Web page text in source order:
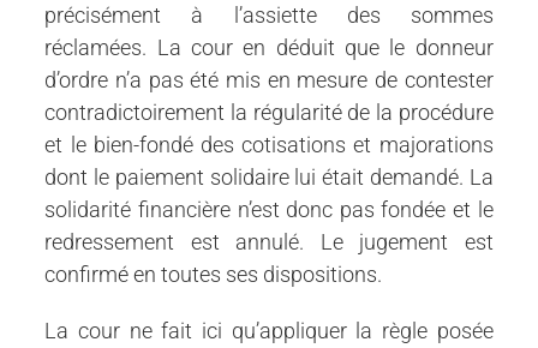
précisément à l’assiette des sommes
réclamées. La cour en déduit que le donneur
d’ordre n’a pas été mis en mesure de contester
contradictoirement la régularité de la procédure
et le bien-fondé des cotisations et majorations
dont le paiement solidaire lui était demandé. La
solidarité financière n’est donc pas fondée et le
redressement est annulé. Le jugement est
confirmé en toutes ses dispositions.
La cour ne fait ici qu’appliquer la règle posée